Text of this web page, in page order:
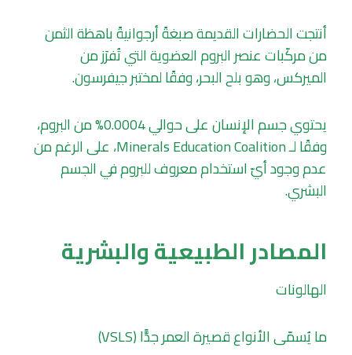
أنتجت الحضارات القديمة صبغةً أرجوانيةً باهظة الثمن
من مركّبات عنصر البروم العضوية التي تُفرَز من
الميركس، وهو بلح البحر، وفقًا لمختبر جيفرسون.
يحتوي جسم الإنسان على حوالي 0.0004% من البروم،
وفقًا لـ Minerals Education Coalition، على الرغم من
عدم وجود أيّ استخدام معروف للبروم في الجسم
البشري.
المصادر الطبيعية والبشرية
الهالونات
ما يُسمّى الأنواع قصيرة العمر جدًّا (VSLS)